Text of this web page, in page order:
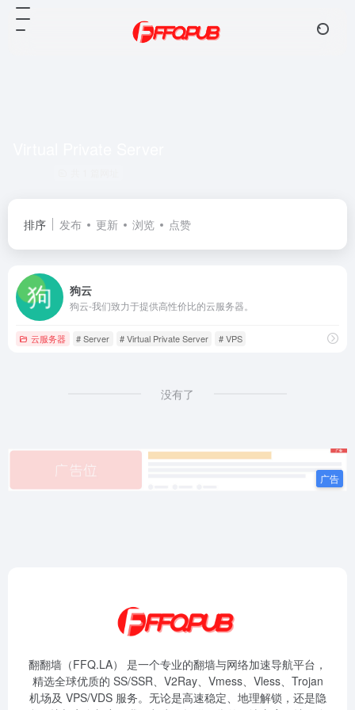
排序 发布 更新 浏览 点赞
狗云
狗云-我们致力于提供高性价比的云服务器。
云服务器 # Server # Virtual Private Server # VPS
没有了
翻翻墙（FFQ.LA） 是一个专业的翻墙与网络加速导航平台，
精选全球优质的 SS/SSR、V2Ray、Vmess、Vless、Trojan
机场及 VPS/VDS 服务。无论是高速稳定、地理解锁，还是隐